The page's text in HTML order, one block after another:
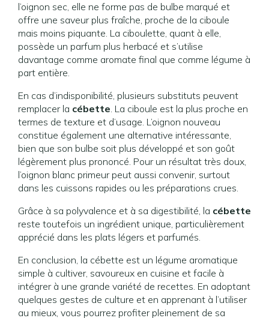
l’oignon sec, elle ne forme pas de bulbe marqué et
offre une saveur plus fraîche, proche de la ciboule
mais moins piquante. La ciboulette, quant à elle,
possède un parfum plus herbacé et s’utilise
davantage comme aromate final que comme légume à
part entière.
En cas d’indisponibilité, plusieurs substituts peuvent
remplacer la cébette. La ciboule est la plus proche en
termes de texture et d’usage. L’oignon nouveau
constitue également une alternative intéressante,
bien que son bulbe soit plus développé et son goût
légèrement plus prononcé. Pour un résultat très doux,
l’oignon blanc primeur peut aussi convenir, surtout
dans les cuissons rapides ou les préparations crues.
Grâce à sa polyvalence et à sa digestibilité, la cébette
reste toutefois un ingrédient unique, particulièrement
apprécié dans les plats légers et parfumés.
En conclusion, la cébette est un légume aromatique
simple à cultiver, savoureux en cuisine et facile à
intégrer à une grande variété de recettes. En adoptant
quelques gestes de culture et en apprenant à l’utiliser
au mieux, vous pourrez profiter pleinement de sa